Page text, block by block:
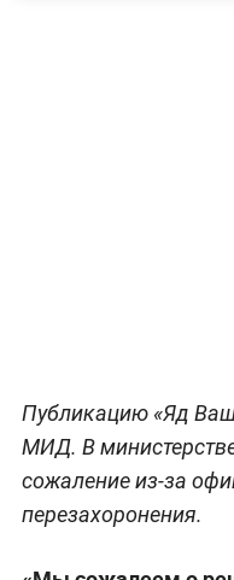
Публикацию «Яд
МИД. В
сожаление из-за
перезахоронения.